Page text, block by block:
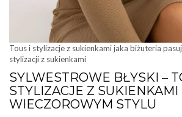
Tous i stylizacje z sukienkami jaka biżuteria
stylizacji z sukienkami
SYLWESTROWE BŁYSKI –
STYLIZACJE Z SUKIENKAMI
WIECZOROWYM STYLU